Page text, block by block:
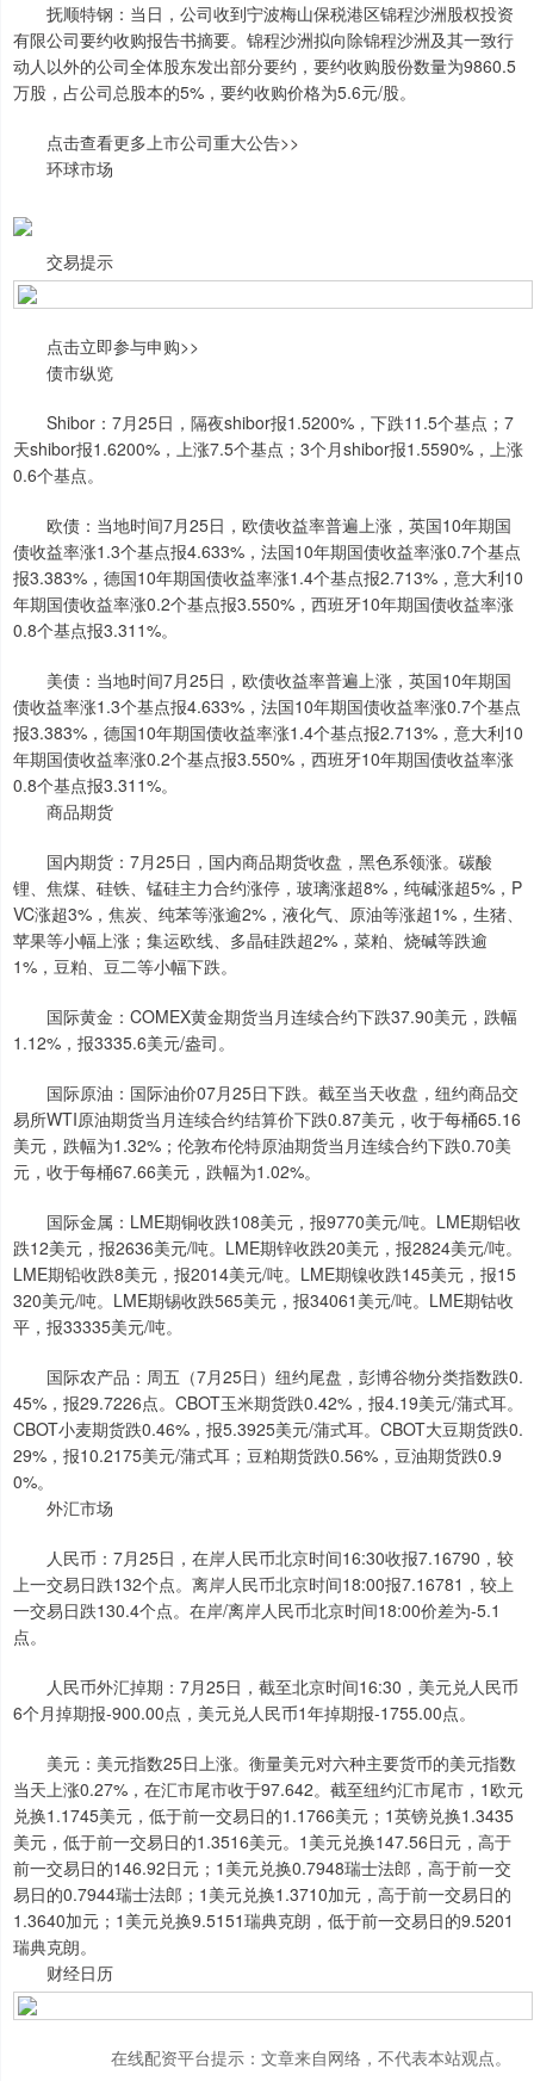
抚顺特钢：当日，公司收到宁波梅山保税港区锦程沙洲股权投资
有限公司要约收购报告书摘要。锦程沙洲拟向除锦程沙洲及其一致行
动人以外的公司全体股东发出部分要约，要约收购股份数量为9860.5
万股，占公司总股本的5%，要约收购价格为5.6元/股。
点击查看更多上市公司重大公告>>
环球市场
交易提示
点击立即参与申购>>
债市纵览
Shibor：7月25日，隔夜shibor报1.5200%，下跌11.5个基点；7
天shibor报1.6200%，上涨7.5个基点；3个月shibor报1.5590%，上涨
0.6个基点。
欧债：当地时间7月25日，欧债收益率普遍上涨，英国10年期国
债收益率涨1.3个基点报4.633%，法国10年期国债收益率涨0.7个基点
报3.383%，德国10年期国债收益率涨1.4个基点报2.713%，意大利10
年期国债收益率涨0.2个基点报3.550%，西班牙10年期国债收益率涨
0.8个基点报3.311%。
美债：当地时间7月25日，欧债收益率普遍上涨，英国10年期国
债收益率涨1.3个基点报4.633%，法国10年期国债收益率涨0.7个基点
报3.383%，德国10年期国债收益率涨1.4个基点报2.713%，意大利10
年期国债收益率涨0.2个基点报3.550%，西班牙10年期国债收益率涨
0.8个基点报3.311%。
商品期货
国内期货：7月25日，国内商品期货收盘，黑色系领涨。碳酸
锂、焦煤、硅铁、锰硅主力合约涨停，玻璃涨超8%，纯碱涨超5%，P
VC涨超3%，焦炭、纯苯等涨逾2%，液化气、原油等涨超1%，生猪、
苹果等小幅上涨；集运欧线、多晶硅跌超2%，菜粕、烧碱等跌逾
1%，豆粕、豆二等小幅下跌。
国际黄金：COMEX黄金期货当月连续合约下跌37.90美元，跌幅
1.12%，报3335.6美元/盎司。
国际原油：国际油价07月25日下跌。截至当天收盘，纽约商品交
易所WTI原油期货当月连续合约结算价下跌0.87美元，收于每桶65.16
美元，跌幅为1.32%；伦敦布伦特原油期货当月连续合约下跌0.70美
元，收于每桶67.66美元，跌幅为1.02%。
国际金属：LME期铜收跌108美元，报9770美元/吨。LME期铝收
跌12美元，报2636美元/吨。LME期锌收跌20美元，报2824美元/吨。
LME期铅收跌8美元，报2014美元/吨。LME期镍收跌145美元，报15
320美元/吨。LME期锡收跌565美元，报34061美元/吨。LME期钴收
平，报33335美元/吨。
国际农产品：周五（7月25日）纽约尾盘，彭博谷物分类指数跌0.
45%，报29.7226点。CBOT玉米期货跌0.42%，报4.19美元/蒲式耳。
CBOT小麦期货跌0.46%，报5.3925美元/蒲式耳。CBOT大豆期货跌0.
29%，报10.2175美元/蒲式耳；豆粕期货跌0.56%，豆油期货跌0.9
0%。
外汇市场
人民币：7月25日，在岸人民币北京时间16:30收报7.16790，较
上一交易日跌132个点。离岸人民币北京时间18:00报7.16781，较上
一交易日跌130.4个点。在岸/离岸人民币北京时间18:00价差为-5.1
点。
人民币外汇掉期：7月25日，截至北京时间16:30，美元兑人民币
6个月掉期报-900.00点，美元兑人民币1年掉期报-1755.00点。
美元：美元指数25日上涨。衡量美元对六种主要货币的美元指数
当天上涨0.27%，在汇市尾市收于97.642。截至纽约汇市尾市，1欧元
兑换1.1745美元，低于前一交易日的1.1766美元；1英镑兑换1.3435
美元，低于前一交易日的1.3516美元。1美元兑换147.56日元，高于
前一交易日的146.92日元；1美元兑换0.7948瑞士法郎，高于前一交
易日的0.7944瑞士法郎；1美元兑换1.3710加元，高于前一交易日的
1.3640加元；1美元兑换9.5151瑞典克朗，低于前一交易日的9.5201
瑞典克朗。
财经日历
在线配资平台提示：文章来自网络，不代表本站观点。